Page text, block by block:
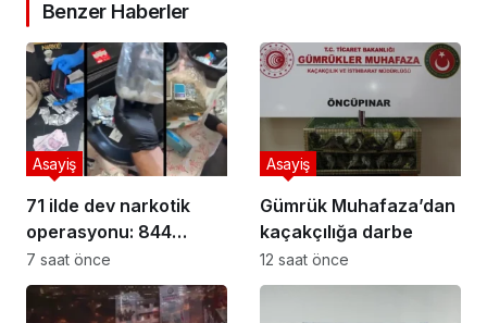
Benzer Haberler
71 ilde dev narkotik
operasyonu: 844
tutuklama
Asayiş
7 saat önce
Gümrük Muhafaza’dan
kaçakçılığa darbe
Asayiş
12 saat önce